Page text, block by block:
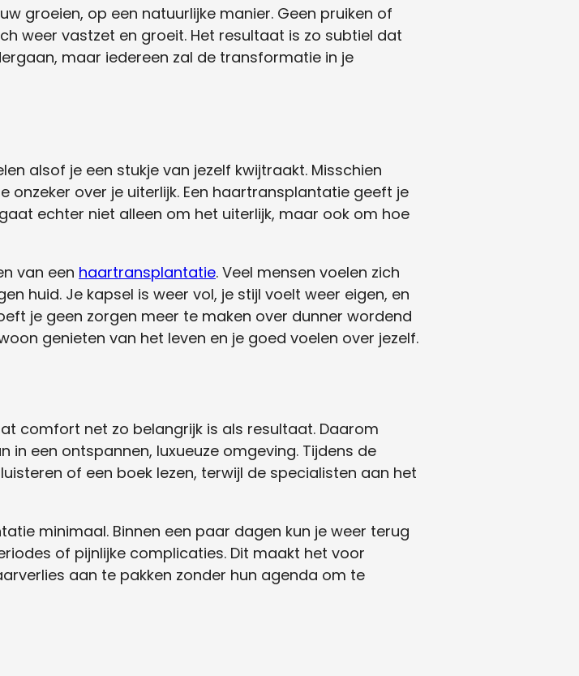
groeien, op een natuurlijke manier. Geen pruiken of
weer vastzet en groeit. Het resultaat is zo subtiel dat
maar iedereen zal de transformatie in je
alsof je een stukje van jezelf kwijtraakt. Misschien
onzeker over je uiterlijk. Een haartransplantatie geeft je
echter niet alleen om het uiterlijk, maar ook om hoe
van een haartransplantatie. Veel mensen voelen zich
huid. Je kapsel is weer vol, je stijl voelt weer eigen, en
je geen zorgen meer te maken over dunner wordend
genieten van het leven en je goed voelen over jezelf.
comfort net zo belangrijk is als resultaat. Daarom
in een ontspannen, luxueuze omgeving. Tijdens de
of een boek lezen, terwijl de specialisten aan het
minimaal. Binnen een paar dagen kun je weer terug
of pijnlijke complicaties. Dit maakt het voor
aan te pakken zonder hun agenda om te